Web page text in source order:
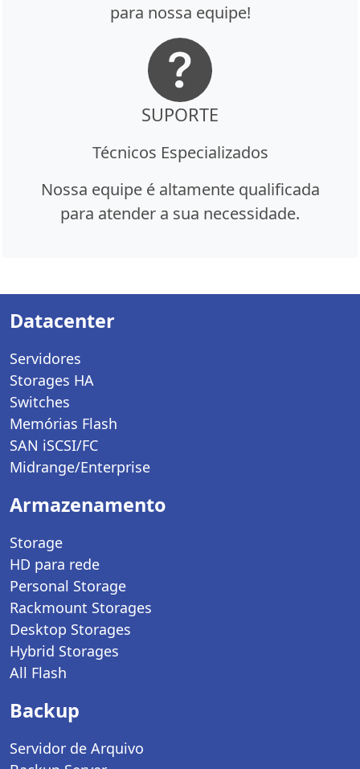
para nossa equipe!
SUPORTE
Técnicos Especializados
Nossa equipe é altamente qualificada
para atender a sua necessidade.
Datacenter
Servidores
Storages HA
Switches
Memórias Flash
SAN iSCSI/FC
Midrange/Enterprise
Armazenamento
Storage
HD para rede
Personal Storage
Rackmount Storages
Desktop Storages
Hybrid Storages
All Flash
Backup
Servidor de Arquivo